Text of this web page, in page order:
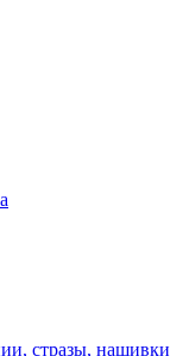
стразы, нашивки